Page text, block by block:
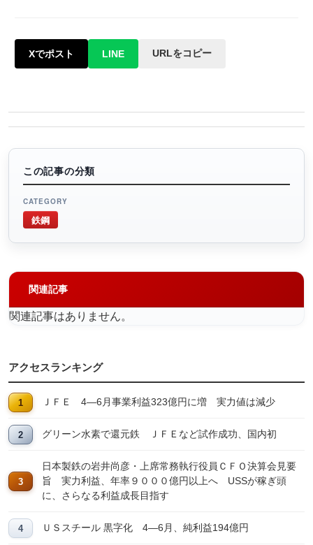
Xでポスト LINE URLをコピー
この記事の分類
CATEGORY
鉄鋼
関連記事
関連記事はありません。
アクセスランキング
ＪＦＥ 4―6月事業利益323億円に増 実力値は減少
グリーン水素で還元鉄 ＪＦＥなど試作成功、国内初
日本製鉄の岩井尚彦・上席常務執行役員ＣＦＯ決算会見要
旨 実力利益、年率９０００億円以上へ USSが稼ぎ頭
に、さらなる利益成長目指す
ＵＳスチール 黒字化 4―6月、純利益194億円